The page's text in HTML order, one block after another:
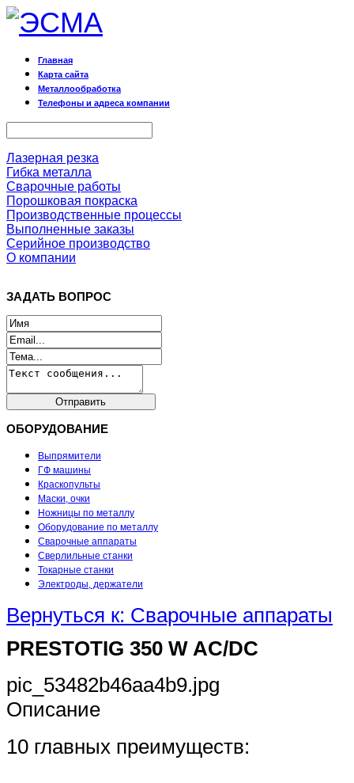
Главная
Карта сайта
Металлообработка
Телефоны и адреса компании
Лазерная резка
Гибка металла
Сварочные работы
Порошковая покраска
Производственные процессы
Выполненные заказы
Серийное производство
О компании
ЗАДАТЬ ВОПРОС
ОБОРУДОВАНИЕ
Выпрямители
ГФ машины
Краскопульты
Маски, очки
Ножницы по металлу
Оборудование по металлу
Сварочные аппараты
Сверлильные станки
Токарные станки
Электроды, держатели
Вернуться к: Сварочные аппараты
PRESTOTIG 350 W AC/DC
pic_53482b46aa4b9.jpg
Описание
10 главных преимуществ: